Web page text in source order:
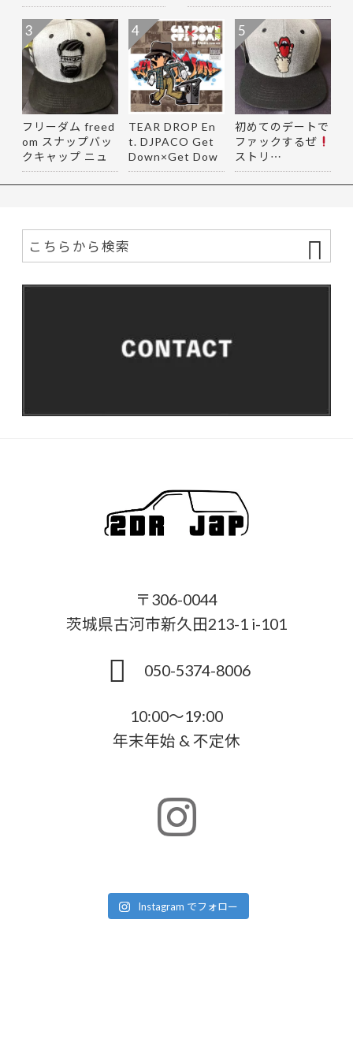
フリーダム freed
om スナップバッ
クキャップ ニュ
ーエ…
3
TEAR DROP En
t. DJPACO Get
Down×Get Dow
n
4
初めてのデートで
ファックするぜ
ストリ…
5
〒306-0044
茨城県古河市新久田213-1 i-101
050-5374-8006
10:00～19:00
年末年始 & 不定休
Instagram でフォロー